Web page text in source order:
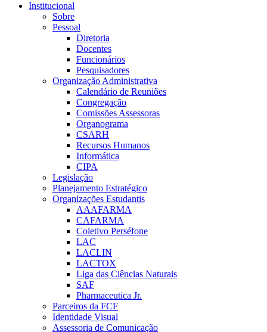
Institucional
Sobre
Pessoal
Diretoria
Docentes
Funcionários
Pesquisadores
Organização Administrativa
Calendário de Reuniões
Congregação
Comissões Assessoras
Organograma
CSARH
Recursos Humanos
Informática
CIPA
Legislação
Planejamento Estratégico
Organizações Estudantis
AAAFARMA
CAFARMA
Coletivo Perséfone
LAC
LACLIN
LACTOX
Liga das Ciências Naturais
SAF
Pharmaceutica Jr.
Parceiros da FCF
Identidade Visual
Assessoria de Comunicação